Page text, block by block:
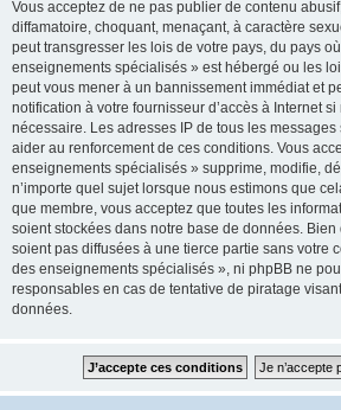
Vous acceptez de ne pas publier de contenu
diffamatoire, choquant, menaçant, à caractère
peut transgresser les lois de votre pays, du pays
enseignements spécialisés » est hébergé ou les
peut vous mener à un bannissement immédiat et
notification à votre fournisseur d’accès à Internet
nécessaire. Les adresses IP de tous les
aider au renforcement de ces conditions. Vous
enseignements spécialisés » supprime, modifie,
n’importe quel sujet lorsque nous estimons que
que membre, vous acceptez que toutes les
soient stockées dans notre base de données.
soient pas diffusées à une tierce partie sans votre
des enseignements spécialisés », ni phpBB ne
responsables en cas de tentative de piratage
données.